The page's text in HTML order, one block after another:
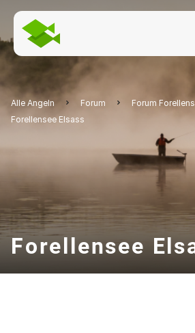
Alle Angeln Forum
Forum
Forellensee Elsass
Forellensee